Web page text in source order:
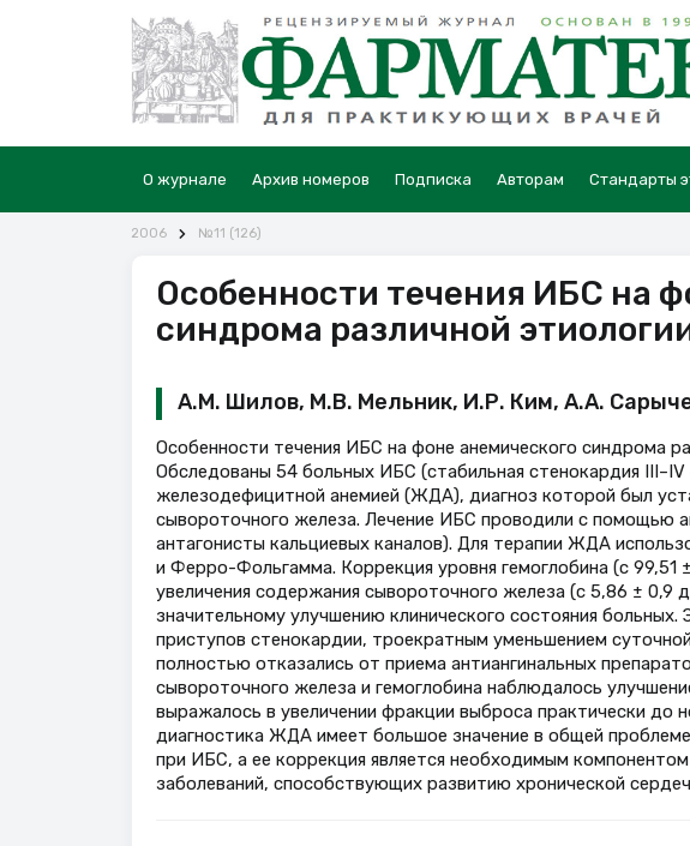
О журнале Архив номеров Подписка Авторам Стандарты
2006 №11 (126)
Особенности течения ИБС на
синдрома различной
А.М. Шилов, М.В. Мельник, И.Р. Ким, А.А.
Особенности течения ИБС на фоне анемического синдрома
Обследованы 54 больных ИБС (стабильная стенокардия
железодефицитной анемией (ЖДА), диагноз которой был
сывороточного железа. Лечение ИБС проводили с помощью
антагонисты кальциевых каналов). Для терапии ЖДА
и Ферро-Фольгамма. Коррекция уровня гемоглобина (c 99,51
увеличения содержания сывороточного железа (с 5,86 ± 0,9
значительному улучшению клинического состояния
приступов стенокардии, троекратным уменьшением
полностью отказались от приема антиангинальных
сывороточного железа и гемоглобина наблюдалось
выражалось в увеличении фракции выброса практически до
диагностика ЖДА имеет большое значение в общей
при ИБС, а ее коррекция является необходимым
заболеваний, способствующих развитию хронической